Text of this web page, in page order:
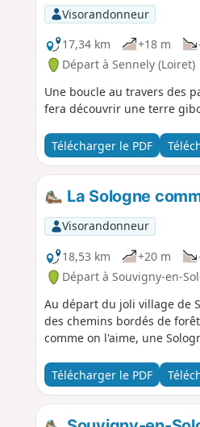
Visorandonneur
17,34 km
+18 m
Départ à Sennely (Loiret)
Une boucle au travers des
fera découvrir une terre
Télécharger le PDF
La Sologne
Visorandonneur
18,53 km
+20 m
Départ à Souvigny-en-
Au départ du joli village de
des chemins bordés de
comme on l'aime, une
Télécharger le PDF